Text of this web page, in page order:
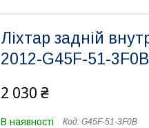
Ліхтар задній
2012-G45F-51-
2 030 ₴
В наявності Код: G45F-51-3F0B